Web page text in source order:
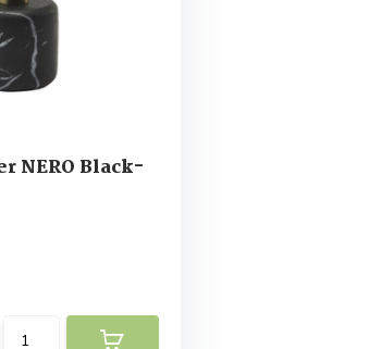
NERO Black-